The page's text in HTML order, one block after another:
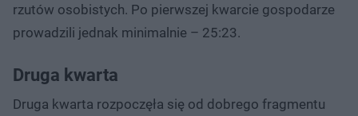
rzutów osobistych. Po pierwszej kwarcie gospodarze
prowadzili jednak minimalnie – 25:23.
Druga kwarta
Druga kwarta rozpoczęła się od dobrego fragmentu